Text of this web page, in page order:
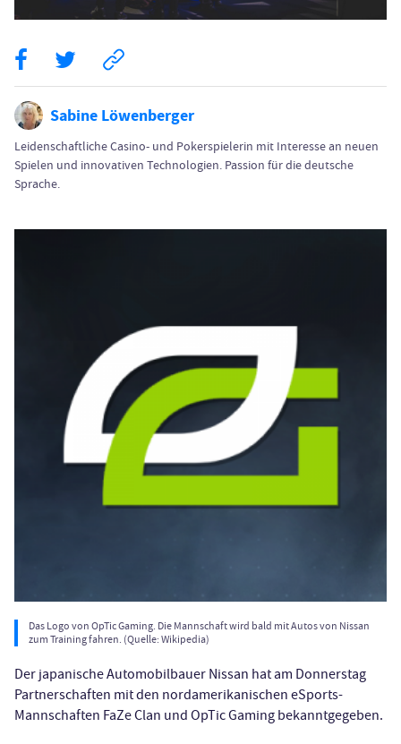
Sabine Löwenberger
Leidenschaftliche Casino- und Pokerspielerin mit Interesse an neuen
Spielen und innovativen Technologien. Passion für die deutsche
Sprache.
Das Logo von OpTic Gaming. Die Mannschaft wird bald mit Autos von Nissan
zum Training fahren. (Quelle: Wikipedia)
Der japanische Automobilbauer Nissan hat am Donnerstag
Partnerschaften mit den nordamerikanischen eSports-
Mannschaften FaZe Clan und OpTic Gaming bekanntgegeben.